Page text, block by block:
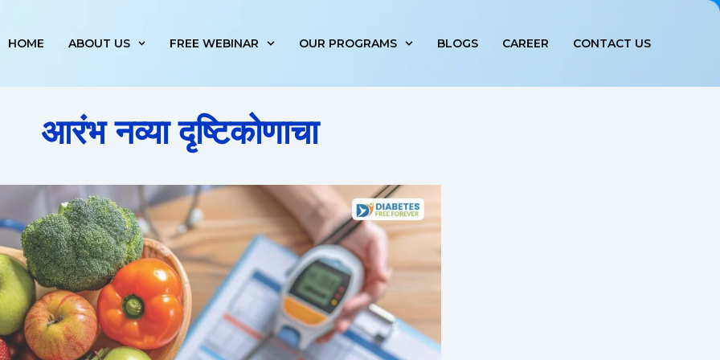
HOME ABOUT US FREE WEBINAR OUR PROGRAMS BLOGS CAREER CONTACT US
आरंभ नव्या दृष्टिकोणाचा